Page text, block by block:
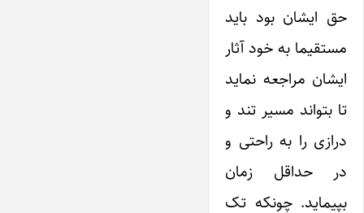
حق ایشان بود باید
مستقیما به خود آثار
ایشان مراجعه نماید
تا بتواند مسیر تند و
درازی را به راحتی و
در حداقل زمان
بپیماید. چونکه تک